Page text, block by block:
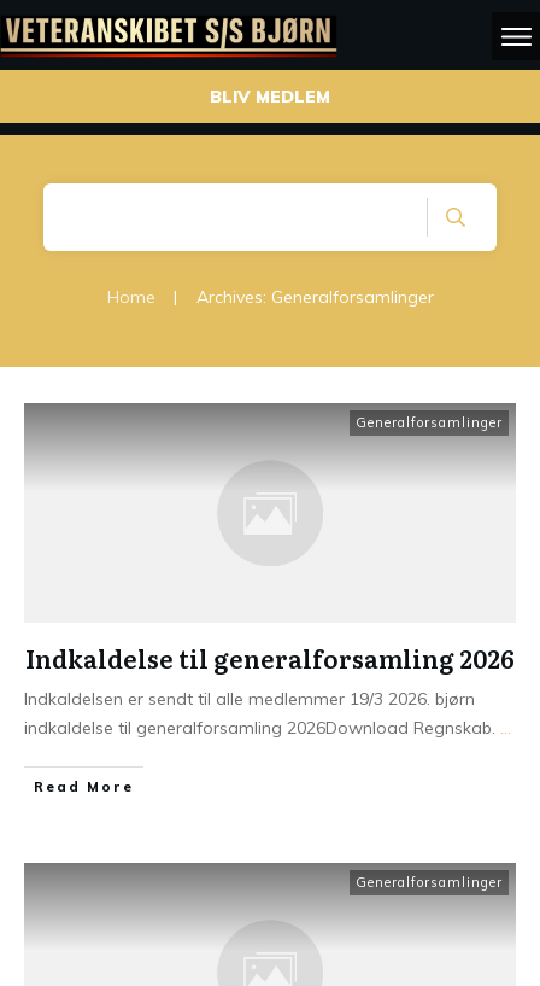
BLIV MEDLEM
Home | Archives: Generalforsamlinger
Generalforsamlinger
Indkaldelse til generalforsamling 2026
Indkaldelsen er sendt til alle medlemmer 19/3 2026. bjørn
indkaldelse til generalforsamling 2026Download Regnskab. ...
Read More
Generalforsamlinger